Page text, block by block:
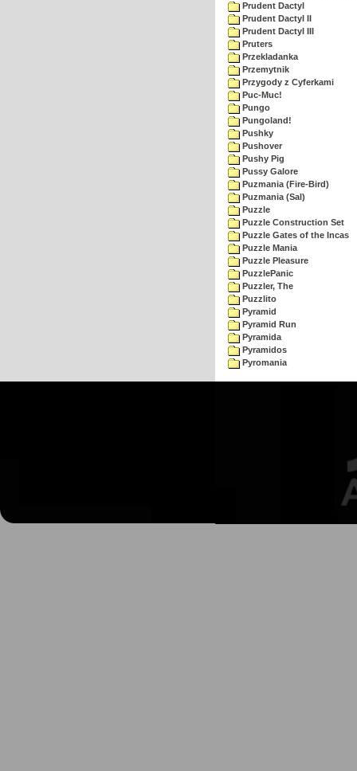
Prudent Dactyl
Prudent Dactyl II
Prudent Dactyl III
Pruters
Przekladanka
Przemytnik
Przygody z Cyferkami
Puc-Muc!
Pungo
Pungoland!
Pushky
Pushover
Pushy Pig
Pussy Galore
Puzmania (Fire-Bird)
Puzmania (Sal)
Puzzle
Puzzle Construction Set
Puzzle Gates of the Incas
Puzzle Mania
Puzzle Pleasure
PuzzlePanic
Puzzler, The
Puzzlito
Pyramid
Pyramid Run
Pyramida
Pyramidos
Pyromania